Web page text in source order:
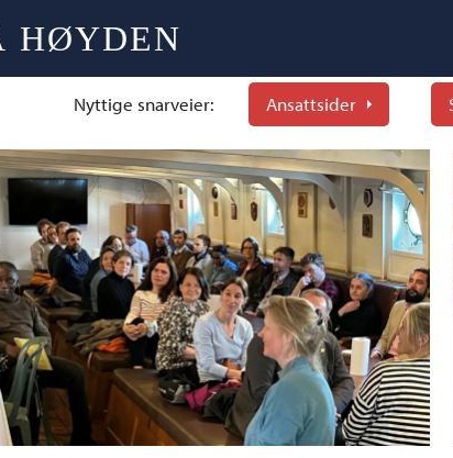
Nyttige snarveier: Ansattsider